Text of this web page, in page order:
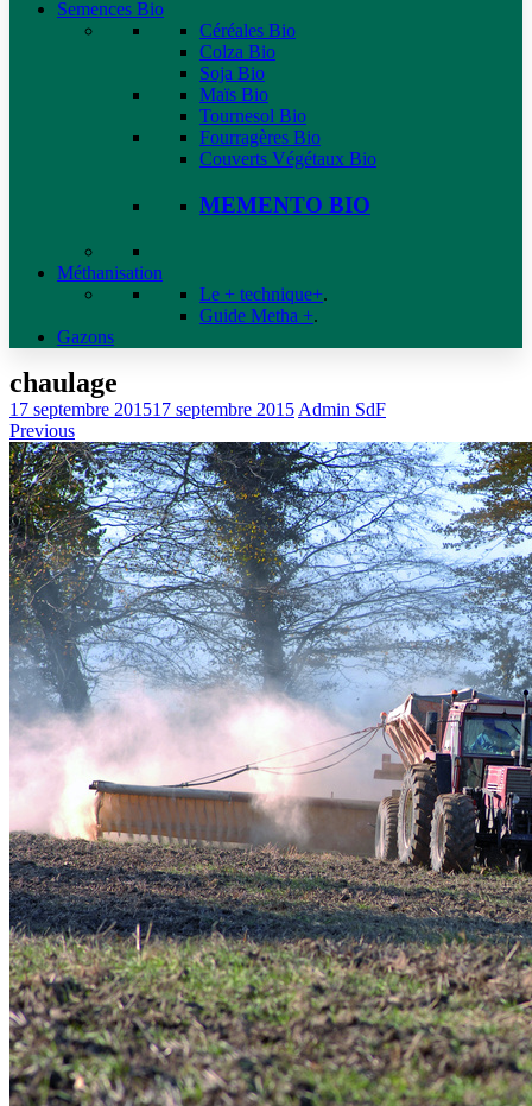
Semences Bio
Céréales Bio
Colza Bio
Soja Bio
Maïs Bio
Tournesol Bio
Fourragères Bio
Couverts Végétaux Bio
MEMENTO BIO
Méthanisation
Le + technique+.
Guide Metha +.
Gazons
chaulage
17 septembre 201517 septembre 2015 Admin SdF
Previous